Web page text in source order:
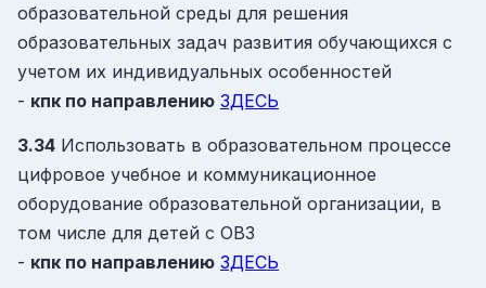
образовательной среды для решения
образовательных задач развития обучающихся с
учетом их индивидуальных особенностей
- кпк по направлению ЗДЕСЬ
3.34 Использовать в образовательном процессе
цифровое учебное и коммуникационное
оборудование образовательной организации, в
том числе для детей с ОВЗ
- кпк по направлению ЗДЕСЬ